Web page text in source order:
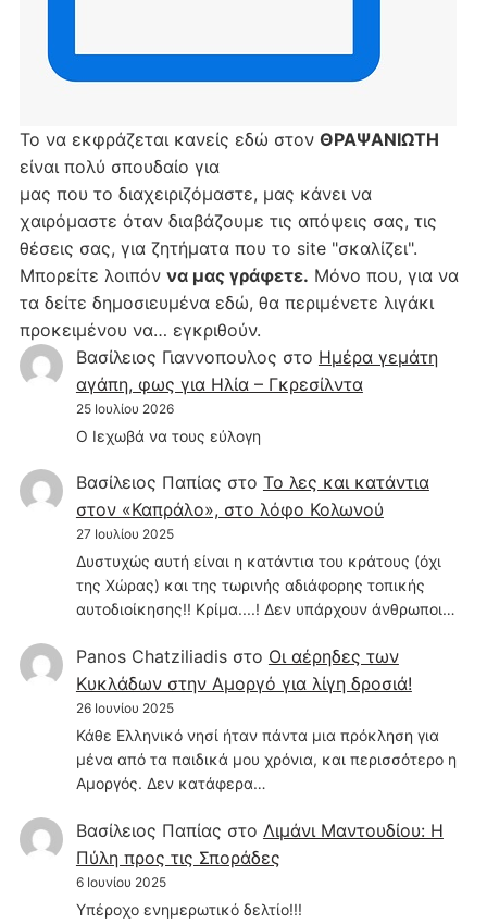
Το να εκφράζεται κανείς εδώ στον ΘΡΑΨΑΝΙΩΤΗ
είναι πολύ σπουδαίο για
μας που το διαχειριζόμαστε, μας κάνει να
χαιρόμαστε όταν διαβάζουμε τις απόψεις σας, τις
θέσεις σας, για ζητήματα που το site "σκαλίζει".
Μπορείτε λοιπόν να μας γράφετε. Μόνο που, για να
τα δείτε δημοσιευμένα εδώ, θα περιμένετε λιγάκι
προκειμένου να… εγκριθούν.
Βασίλειος Γιαννοπουλος στο Hμέρα γεμάτη
αγάπη, φως για Ηλία – Γκρεσίλντα
25 Ιουλίου 2026
Ο Ιεχωβά να τους εύλογη
Βασίλειος Παπίας στο Το λες και κατάντια
στον «Καπράλο», στο λόφο Κολωνού
27 Ιουλίου 2025
Δυστυχώς αυτή είναι η κατάντια του κράτους (όχι
της Χώρας) και της τωρινής αδιάφορης τοπικής
αυτοδιοίκησης!! Κρίμα....! Δεν υπάρχουν άνθρωποι…
Panos Chatziliadisστο Οι αέρηδες των
Κυκλάδων στην Αμοργό για λίγη δροσιά!
26 Ιουνίου 2025
Κάθε Ελληνικό νησί ήταν πάντα μια πρόκληση για
μένα από τα παιδικά μου χρόνια, και περισσότερο η
Αμοργός. Δεν κατάφερα…
Βασίλειος Παπίας στο Λιμάνι Μαντουδίου: Η
Πύλη προς τις Σποράδες
6 Ιουνίου 2025
Υπέροχο ενημερωτικό δελτίο!!!